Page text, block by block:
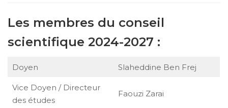
Les membres du conseil
scientifique 2024-2027 :
Doyen Slaheddine Ben Frej
Vice Doyen / Directeur
des études
Faouzi Zarai